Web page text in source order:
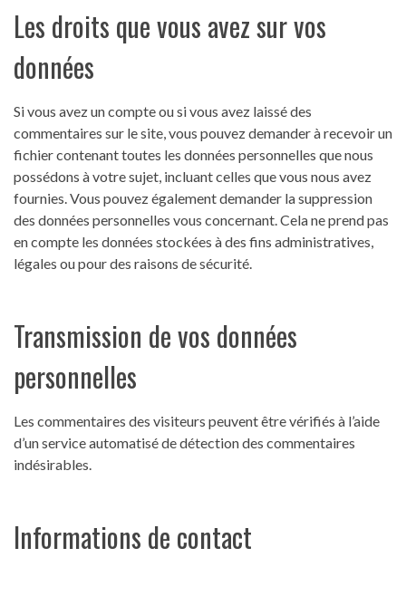
Les droits que vous avez sur vos
données
Si vous avez un compte ou si vous avez laissé des
commentaires sur le site, vous pouvez demander à recevoir un
fichier contenant toutes les données personnelles que nous
possédons à votre sujet, incluant celles que vous nous avez
fournies. Vous pouvez également demander la suppression
des données personnelles vous concernant. Cela ne prend pas
en compte les données stockées à des fins administratives,
légales ou pour des raisons de sécurité.
Transmission de vos données
personnelles
Les commentaires des visiteurs peuvent être vérifiés à l’aide
d’un service automatisé de détection des commentaires
indésirables.
Informations de contact